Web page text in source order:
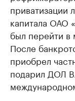
приватизации
капитала ОАО
был перейти в
После
приобрел
подарил ДОЛ